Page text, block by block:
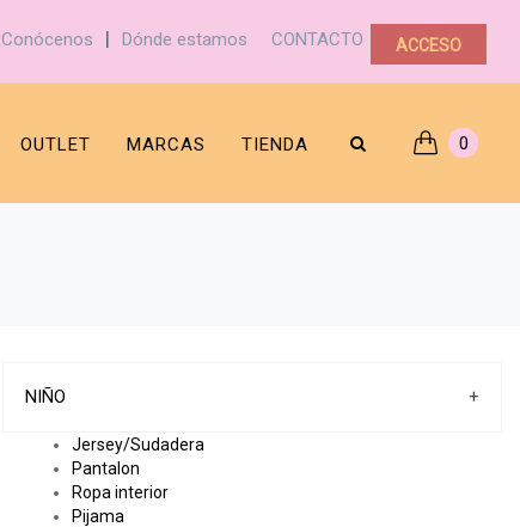
Conócenos | Dónde estamos CONTACTO ACCESO
OUTLET MARCAS TIENDA 0
NIÑO +
Jersey/Sudadera
Pantalon
Ropa interior
Pijama